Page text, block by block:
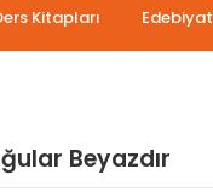
Kitapları Edebiyat
Beyazdır